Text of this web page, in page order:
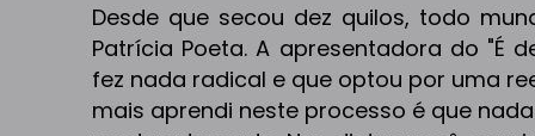
Desde que secou dez quilos, todo
Patrícia Poeta. A apresentadora do "É
fez nada radical e que optou por uma
mais aprendi neste processo é que